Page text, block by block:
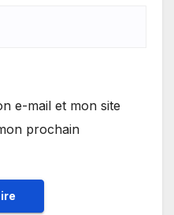
e-mail et mon site
prochain